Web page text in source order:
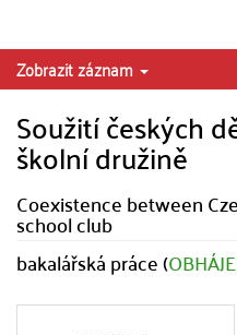
Zobrazit záznam
Soužití českých
školní družině
Coexistence between
school club
bakalářská práce (